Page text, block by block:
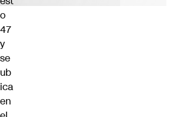
o
47
y
se
ub
ica
en